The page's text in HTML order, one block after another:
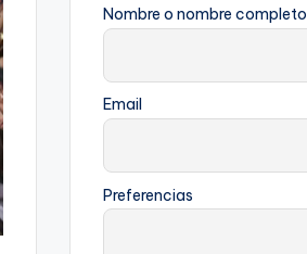
Nombre o nombre completo
Email
Preferencias